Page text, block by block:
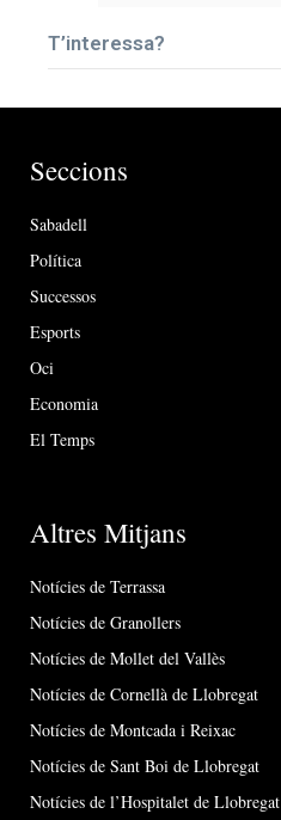
T’interessa?
Seccions
Sabadell
Política
Successos
Esports
Oci
Economia
El Temps
Altres Mitjans
Notícies de Terrassa
Notícies de Granollers
Notícies de Mollet del Vallès
Notícies de Cornellà de Llobregat
Notícies de Montcada i Reixac
Notícies de Sant Boi de Llobregat
Notícies de l’Hospitalet de Llobregat